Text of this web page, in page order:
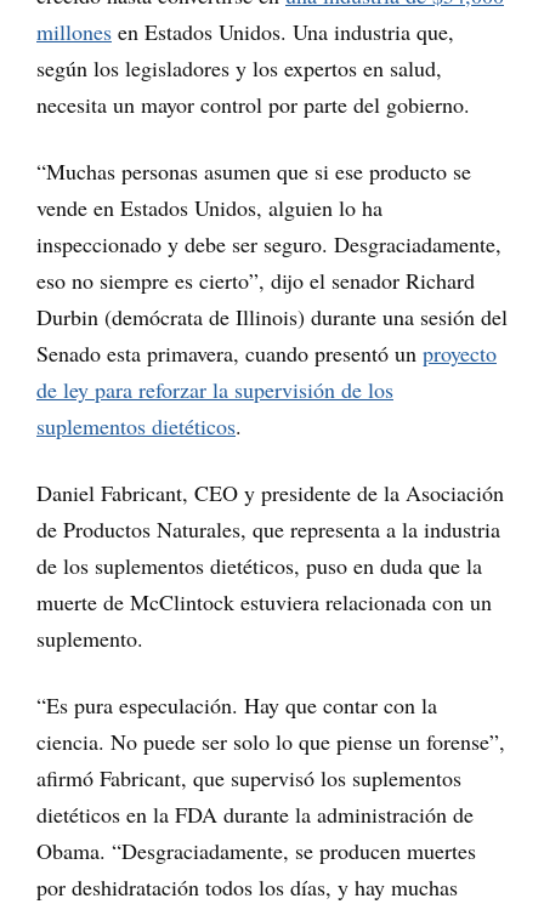
millones en Estados Unidos. Una industria que,
según los legisladores y los expertos en salud,
necesita un mayor control por parte del gobierno.
“Muchas personas asumen que si ese producto se
vende en Estados Unidos, alguien lo ha
inspeccionado y debe ser seguro. Desgraciadamente,
eso no siempre es cierto”, dijo el senador Richard
Durbin (demócrata de Illinois) durante una sesión del
Senado esta primavera, cuando presentó un proyecto
de ley para reforzar la supervisión de los
suplementos dietéticos.
Daniel Fabricant, CEO y presidente de la Asociación
de Productos Naturales, que representa a la industria
de los suplementos dietéticos, puso en duda que la
muerte de McClintock estuviera relacionada con un
suplemento.
“Es pura especulación. Hay que contar con la
ciencia. No puede ser solo lo que piense un forense”,
afirmó Fabricant, que supervisó los suplementos
dietéticos en la FDA durante la administración de
Obama. “Desgraciadamente, se producen muertes
por deshidratación todos los días, y hay muchas